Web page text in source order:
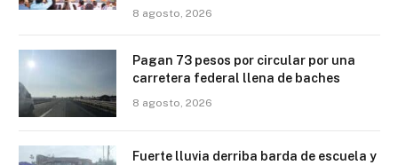
8 agosto, 2026
Pagan 73 pesos por circular por una
carretera federal llena de baches
8 agosto, 2026
Fuerte lluvia derriba barda de escuela y